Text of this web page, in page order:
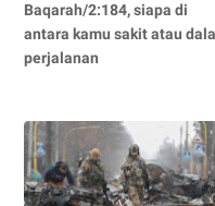
Baqarah/2:184, siapa di
antara kamu sakit atau
perjalanan